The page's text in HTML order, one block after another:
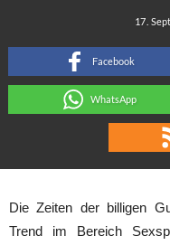
Facebook
WhatsApp
Die Zeiten der billigen
Trend im Bereich